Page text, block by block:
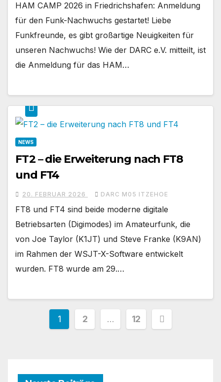
HAM CAMP 2026 in Friedrichshafen: Anmeldung
für den Funk-Nachwuchs gestartet! Liebe
Funkfreunde, es gibt großartige Neuigkeiten für
unseren Nachwuchs! Wie der DARC e.V. mitteilt, ist
die Anmeldung für das HAM…
NEWS
FT2 – die Erweiterung nach FT8
und FT4
20. FEBRUAR 2026 DARC M05 ITZEHOE
FT8 und FT4 sind beide moderne digitale
Betriebsarten (Digimodes) im Amateurfunk, die
von Joe Taylor (K1JT) und Steve Franke (K9AN)
im Rahmen der WSJT-X-Software entwickelt
wurden. FT8 wurde am 29.…
Seitennummerierung
1 2 … 12